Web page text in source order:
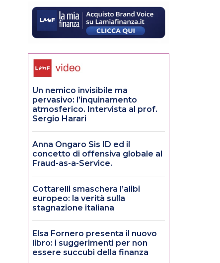
Un nemico invisibile ma
pervasivo: l’inquinamento
atmosferico. Intervista al prof.
Sergio Harari
Anna Ongaro Sis ID ed il
concetto di offensiva globale al
Fraud-as-a-Service.
Cottarelli smaschera l’alibi
europeo: la verità sulla
stagnazione italiana
Elsa Fornero presenta il nuovo
libro: i suggerimenti per non
essere succubi della finanza